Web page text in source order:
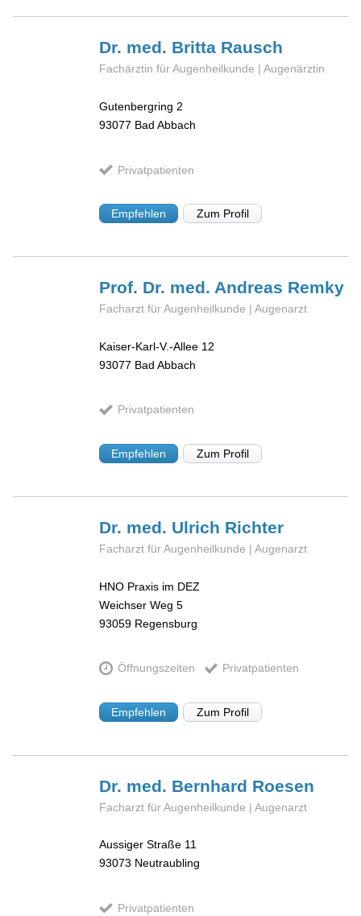
Dr. med. Britta Rausch
Fachärztin für Augenheilkunde | Augenärztin
Gutenbergring 2
93077 Bad Abbach
Privatpatienten
Empfehlen Zum Profil
Prof. Dr. med. Andreas Remky
Facharzt für Augenheilkunde | Augenarzt
Kaiser-Karl-V.-Allee 12
93077 Bad Abbach
Privatpatienten
Empfehlen Zum Profil
Dr. med. Ulrich Richter
Facharzt für Augenheilkunde | Augenarzt
HNO Praxis im DEZ
Weichser Weg 5
93059 Regensburg
Öffnungszeiten Privatpatienten
Empfehlen Zum Profil
Dr. med. Bernhard Roesen
Facharzt für Augenheilkunde | Augenarzt
Aussiger Straße 11
93073 Neutraubling
Privatpatienten